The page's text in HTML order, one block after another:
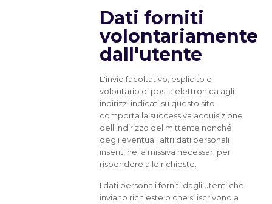
Dati forniti
volontariamente
dall'utente
L'invio facoltativo, esplicito e
volontario di posta elettronica agli
indirizzi indicati su questo sito
comporta la successiva acquisizione
dell'indirizzo del mittente nonché
degli eventuali altri dati personali
inseriti nella missiva necessari per
rispondere alle richieste.
I dati personali forniti dagli utenti che
inviano richieste o che si iscrivono a